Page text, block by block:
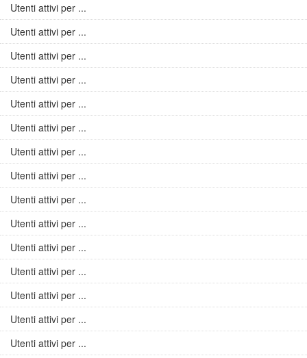
Utenti attivi per ...
Utenti attivi per ...
Utenti attivi per ...
Utenti attivi per ...
Utenti attivi per ...
Utenti attivi per ...
Utenti attivi per ...
Utenti attivi per ...
Utenti attivi per ...
Utenti attivi per ...
Utenti attivi per ...
Utenti attivi per ...
Utenti attivi per ...
Utenti attivi per ...
Utenti attivi per ...